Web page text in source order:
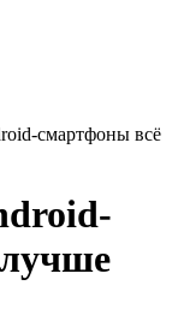
смартфоны всё